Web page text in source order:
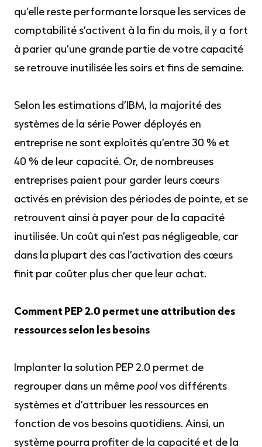
qu’elle reste performante lorsque les services de
comptabilité s’activent à la fin du mois, il y a fort
à parier qu’une grande partie de votre capacité
se retrouve inutilisée les soirs et fins de semaine.
Selon les estimations d’IBM, la majorité des
systèmes de la série Power déployés en
entreprise ne sont exploités qu’entre 30 % et
40 % de leur capacité. Or, de nombreuses
entreprises paient pour garder leurs cœurs
activés en prévision des périodes de pointe, et se
retrouvent ainsi à payer pour de la capacité
inutilisée. Un coût qui n’est pas négligeable, car
dans la plupart des cas l’activation des cœurs
finit par coûter plus cher que leur achat.
Comment PEP 2.0 permet une attribution des
ressources selon les besoins
Implanter la solution PEP 2.0 permet de
regrouper dans un mêmepoolvos différents
systèmes et d’attribuer les ressources en
fonction de vos besoins quotidiens. Ainsi, un
système pourra profiter de la capacité et de la